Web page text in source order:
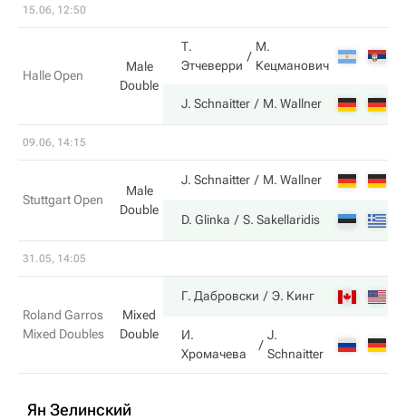
15.06, 12:50
Halle Open
Male
Double
Т.
Этчеверри
М.
Кецманович
J. Schnaitter M. Wallner
09.06, 14:15
Stuttgart Open
Male
Double
J. Schnaitter M. Wallner
D. Glinka S. Sakellaridis
31.05, 14:05
Roland Garros
Mixed Doubles
Mixed
Double
Г. Дабровски Э. Кинг
И.
Хромачева
J.
Schnaitter
Ян Зелинский